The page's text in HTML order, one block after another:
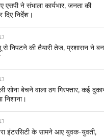
एसपी ने संभाला कार्यभार, जनता की
निर्देश।
निपटने की तैयारी तेज, प्रशासन ने
सोना बेचने वाला ठग गिरफ्तार, कई
निशाना।
इंटरसिटी के सामने आए युवक-युवती,